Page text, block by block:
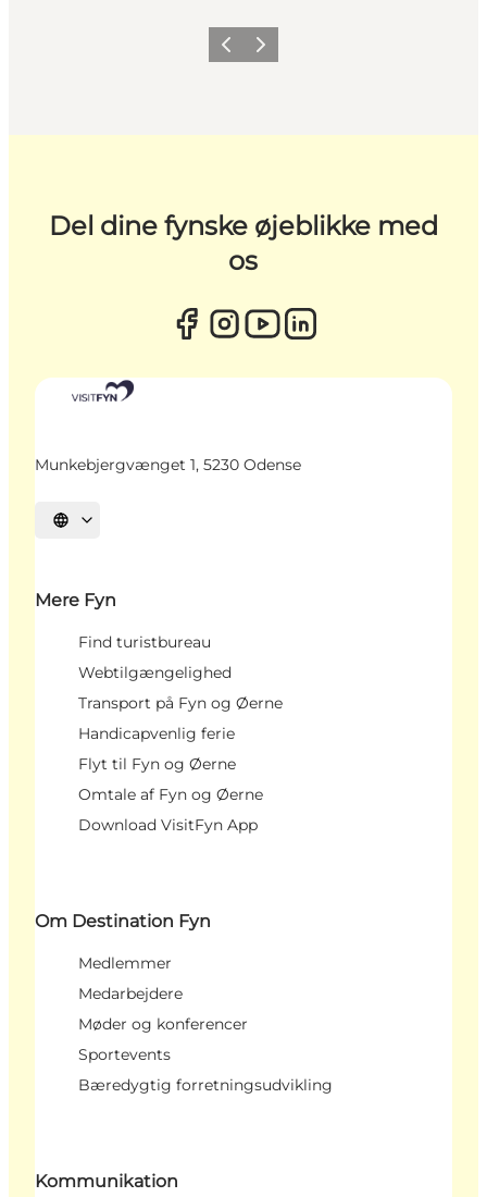
ForrigeNæste
Del dine fynske øjeblikke med
os
Munkebjergvænget 1, 5230 Odense
Vælg sprog
Mere Fyn
Find turistbureau
Webtilgængelighed
Transport på Fyn og Øerne
Handicapvenlig ferie
Flyt til Fyn og Øerne
Omtale af Fyn og Øerne
Download VisitFyn App
Om Destination Fyn
Medlemmer
Medarbejdere
Møder og konferencer
Sportevents
Bæredygtig forretningsudvikling
Kommunikation